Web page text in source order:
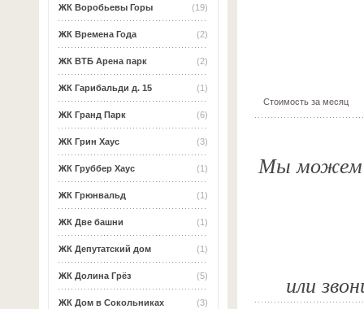
(19)
ЖК Воробьевы Горы
(2)
ЖК Времена Года
(2)
ЖК ВТБ Арена парк
(1)
ЖК Гарибальди д. 15
(6)
ЖК Гранд Парк
(3)
ЖК Грин Хаус
(1)
ЖК Груббер Хаус
(1)
ЖК Грюнвальд
(1)
ЖК Две башни
(1)
ЖК Депутатский дом
(5)
ЖК Долина Грёз
(3)
ЖК Дом в Сокольниках
Стоимость за месяц
Мы можем
или